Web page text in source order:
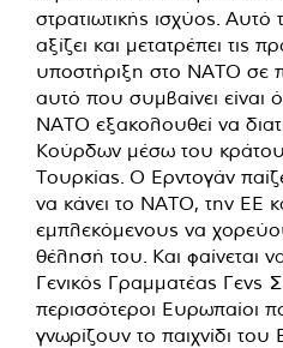
στρατιωτικής ισχύος.
αξίζει και μετατρέπει τις
υποστήριξη στο ΝΑΤΟ σε
αυτό που συμβαίνει είναι
ΝΑΤΟ εξακολουθεί να
Κούρδων μέσω του
Τουρκίας. Ο Ερντογάν
να κάνει το ΝΑΤΟ, την ΕΕ
εμπλεκόμενους να
θέλησή του. Και φαίνεται
Γενικός Γραμματέας Γενς
περισσότεροι Ευρωπαίοι
γνωρίζουν το παιχνίδι του